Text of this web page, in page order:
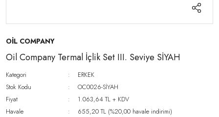
OİL COMPANY
Oil Company Termal İçlik Set III. Seviye SİYAH
Kategori
ERKEK
Stok Kodu
OC0026-SİYAH
Fiyat
1.063,64 TL + KDV
Havale
655,20 TL (%20,00 havale indirimi)